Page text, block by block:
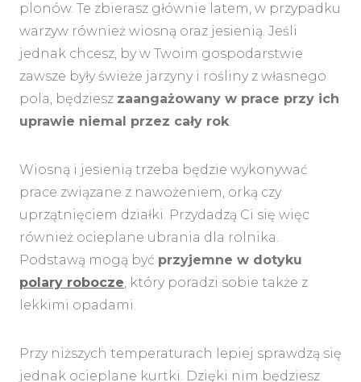
plonów. Te zbierasz głównie latem, w przypadku
warzyw również wiosną oraz jesienią. Jeśli
jednak chcesz, by w Twoim gospodarstwie
zawsze były świeże jarzyny i rośliny z własnego
pola, będziesz zaangażowany w prace przy ich
uprawie niemal przez cały rok.
Wiosną i jesienią trzeba będzie wykonywać
prace związane z nawożeniem, orką czy
uprzątnięciem działki. Przydadzą Ci się więc
również ocieplane ubrania dla rolnika.
Podstawą mogą być przyjemne w dotyku
polary robocze, który poradzi sobie także z
lekkimi opadami.
Przy niższych temperaturach lepiej sprawdzą się
jednak ocieplane kurtki. Dzięki nim będziesz